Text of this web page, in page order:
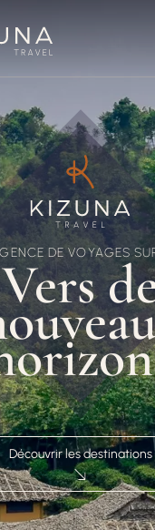
DE VOYAGES
Vers
Découvrir les destinations